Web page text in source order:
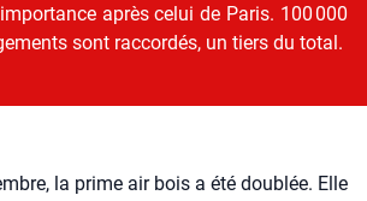
après celui de Paris. 100 000
sont rac­cor­dés, un tiers du total.
la prime air bois a été dou­blée. Elle